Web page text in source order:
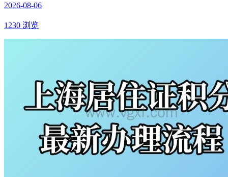
2026-08-06
1230 浏览